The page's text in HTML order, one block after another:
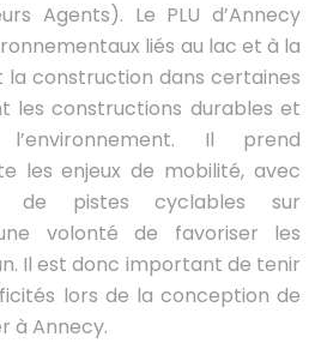
Agents). Le PLU d’Annecy
liés au lac et à la
construction dans certaines
les constructions durables et
Il prend
les enjeux de mobilité, avec
pistes cyclables sur
volonté de favoriser les
Il est donc important de tenir
lors de la conception de
à Annecy.